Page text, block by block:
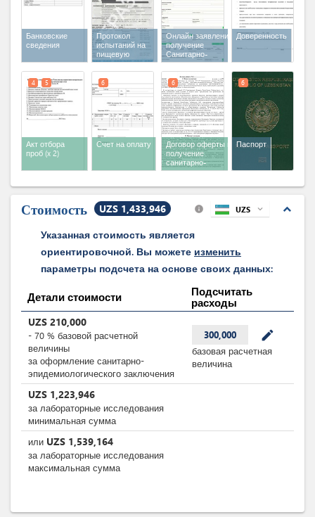
Банковские
сведения
Протокол
испытаний на
пищевую
продукцию со
стороны
международных
аккредитованных
лабораторий
Онлайн заявление на
получение
Санитарно-
эпидемиологического
заключения
Доверенность
Акт отбора
проб (x 2)
4 5
Счет на оплату
6
Договор оферты на
получение
санитарно-
эпидемиологического
6
Паспорт
6
Стоимость UZS 1,433,946 expand_less
info UZS expand_more
Указанная стоимость является
ориентировочной. Вы можете изменить
параметры подсчета на основе своих данных:
Детали стоимости
Подсчитать
расходы
UZS 210,000
- 70 % базовой расчетной
величины
за оформление санитарно-
эпидемиологического заключения
300,000 mode_edit
базовая расчетная
величина
UZS 1,223,946
за лабораторные исследования
минимальная сумма
или UZS 1,539,164
за лабораторные исследования
максимальная сумма